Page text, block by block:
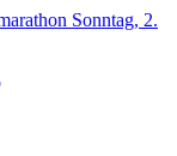
Sonntag, 2.